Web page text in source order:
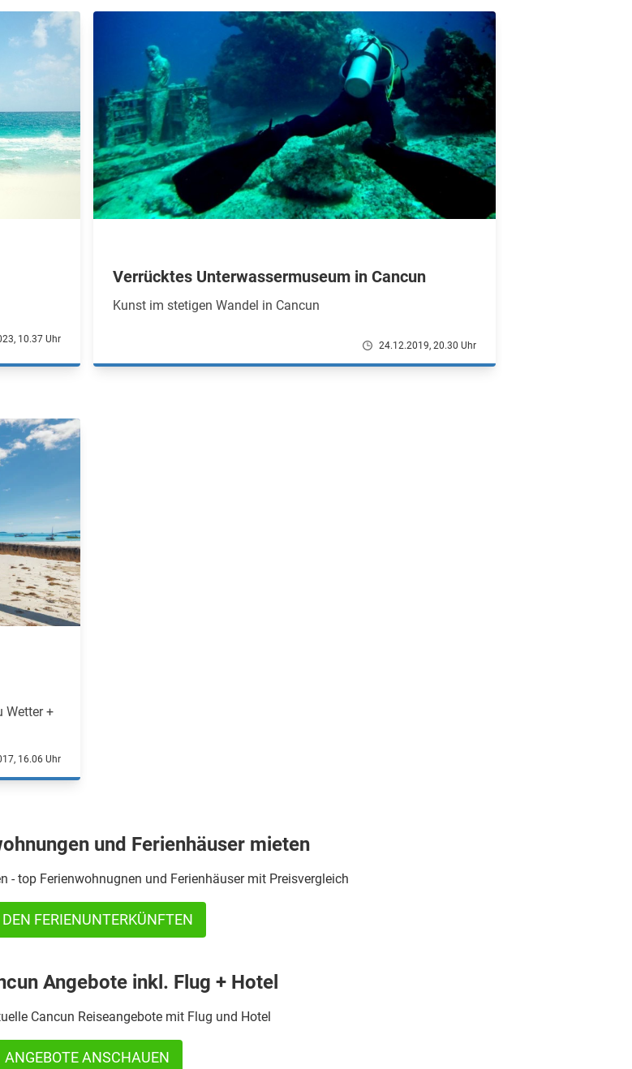
10.37 Uhr
Verrücktes Unterwassermuseum in Cancun
Kunst im stetigen Wandel in Cancun
24.12.2019, 20.30 Uhr
Wetter +
16.06 Uhr
und Ferienhäuser mieten
- top Ferienwohnugnen und Ferienhäuser mit Preisvergleich
FERIENUNTERKÜNFTEN
Angebote inkl. Flug + Hotel
Cancun Reiseangebote mit Flug und Hotel
ANGEBOTE ANSCHAUEN